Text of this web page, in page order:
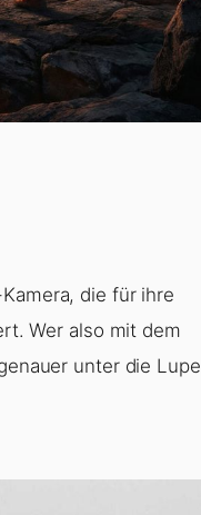
die für ihre
Wer also mit dem
unter die Lupe